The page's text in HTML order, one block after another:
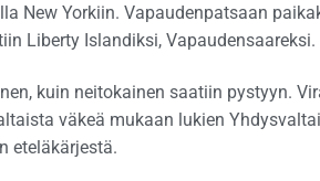
New Yorkiin. Vapaudenpatsaan
Liberty Islandiksi, Vapaudensaareksi.
kuin neitokainen saatiin pystyyn.
väkeä mukaan lukien
eteläkärjestä.